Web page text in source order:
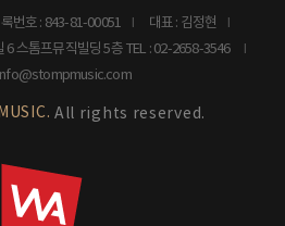
번호 : 843-81-00051
대표 : 김정현
6 스톰프뮤직빌딩 5층 TEL : 02-2658-3546
info@stompmusic.com
All rights reserved.